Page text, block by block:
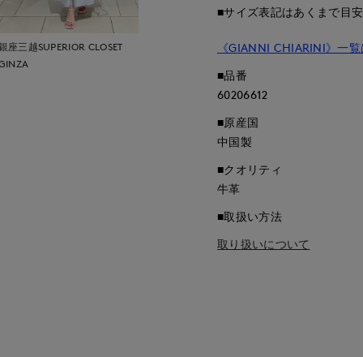
座三越SUPERIOR CLOSET
■サイズ表記はあくまで目
《GIANNI CHIARINI》一
■品番
60206612
■原産国
中国製
■クオリティ
牛革
■取扱い方法
取り扱いについて